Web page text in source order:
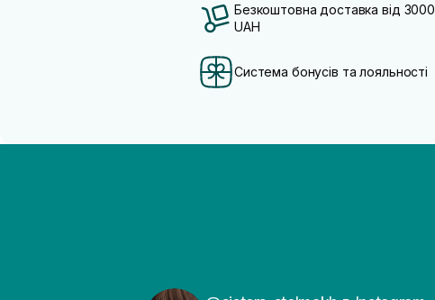
Безкоштовна доставка від 3000
UAH
Система бонусів та лояльності